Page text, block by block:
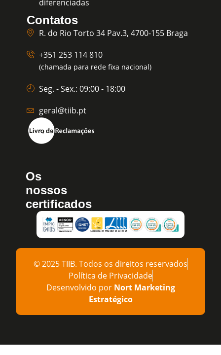
diferenciadas
Contatos
R. do Rio Torto 34 Pav.3, 4700-155 Braga
+351 253 114 810
(chamada para rede fixa nacional)
Seg. - Sex.: 09:00 - 18:00
geral@tiib.pt
Os
nossos
certificados
© 2025 TIIB. Todos os direitos reservados
Política de Privacidade
Desenvolvido por Nort Marketing
Estratégico